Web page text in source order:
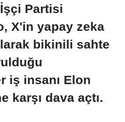
Partisi
X'in yapay zeka
bikinili sahte
iş insanı Elon
karşı dava açtı.